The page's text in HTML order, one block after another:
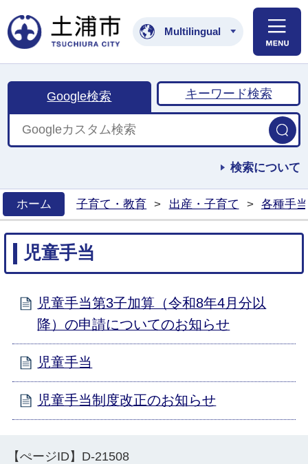
土浦市公式ホームペ
Multilingual
Google検索 キーワード検索
検索について
ホーム
子育て・教育 > 出産・子育て > 各種手
児童手当
児童手当第3子加算（令和8年4月分以
降）の申請についてのお知らせ
児童手当
児童手当制度改正のお知らせ
【ぺージID】 D-21508